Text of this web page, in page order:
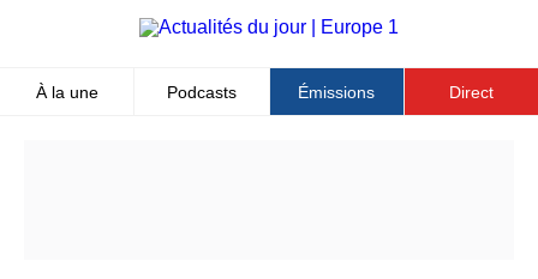
TopÀ la une Podcasts Émissions Direct